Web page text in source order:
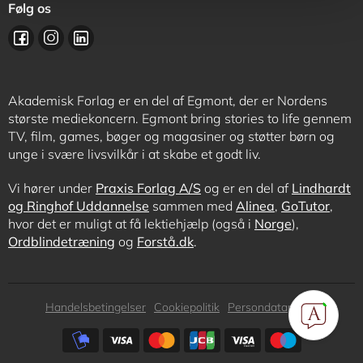
Følg os
Akademisk Forlag er en del af Egmont, der er Nordens
største mediekoncern. Egmont bring stories to life gennem
TV, film, games, bøger og magasiner og støtter børn og
unge i svære livsvilkår i at skabe et godt liv.
Vi hører under Praxis Forlag A/S og er en del af Lindhardt
og Ringhof Uddannelse sammen med Alinea, GoTutor,
hvor det er muligt at få lektiehjælp (også i Norge),
Ordblindetræning og Forstå.dk.
Subfooter
Handelsbetingelser Cookiepolitik
Persondatapolitik
Subfooter
payment